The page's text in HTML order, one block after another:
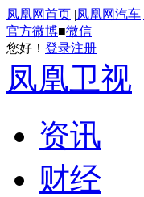
凤凰网首页 |凤凰网汽车|
官方微博■微信
您好！ 登录注册
凤凰卫视
资讯
财经